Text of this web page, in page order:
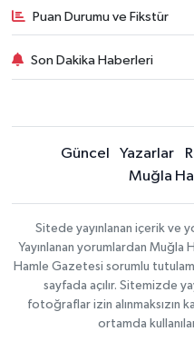
Puan Durumu ve Fikstür
Son Dakika Haberleri
Güncel Yazarlar
Muğla
Sitede yayınlanan içerik ve
Yayınlanan yorumlardan Muğla
Hamle Gazetesi sorumlu
sayfada açılır. Sitemizde
fotoğraflar izin alınmaksızın
ortamda